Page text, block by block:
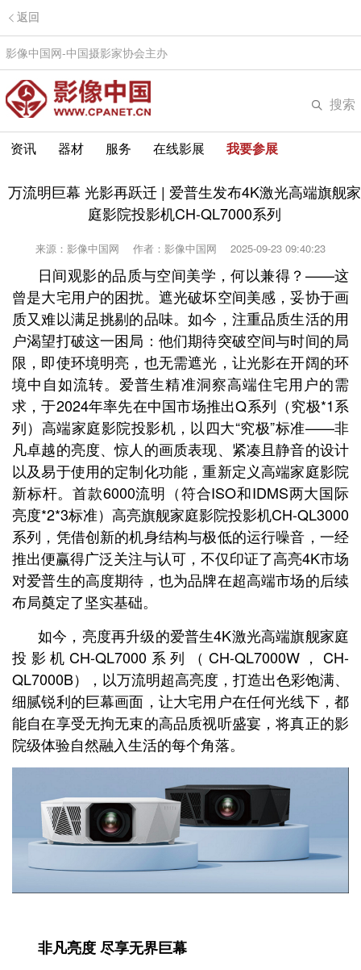
返回
影像中国网-中国摄影家协会主办
搜索
资讯 器材 服务 在线影展 我要参展
万流明巨幕 光影再跃迁 | 爱普生发布4K激光高端旗舰家
庭影院投影机CH-QL7000系列
来源：影像中国网 作者：影像中国网 2025-09-23 09:40:23
日间观影的品质与空间美学，何以兼得？——这
曾是大宅用户的困扰。遮光破坏空间美感，妥协于画
质又难以满足挑剔的品味。如今，注重品质生活的用
户渴望打破这一困局：他们期待突破空间与时间的局
限，即使环境明亮，也无需遮光，让光影在开阔的环
境中自如流转。 爱普生精准洞察高端住宅用户的需
求，于2024年率先在中国市场推出Q系列（究极*1系
列）高端家庭影院投影机，以四大“究极”标准——非
凡卓越的亮度、惊人的画质表现、紧凑且静音的设计
以及易于使用的定制化功能，重新定义高端家庭影院
新标杆。首款6000流明（符合ISO和IDMS两大国际
亮度*2*3标准）高亮旗舰家庭影院投影机CH-QL3000
系列，凭借创新的机身结构与极低的运行噪音，一经
推出便赢得广泛关注与认可，不仅印证了高亮4K市场
对爱普生的高度期待，也为品牌在超高端市场的后续
布局奠定了坚实基础。
如今，亮度再升级的爱普生4K激光高端旗舰家庭
投影机CH-QL7000系列（CH-QL7000W，CH-
QL7000B），以万流明超高亮度，打造出色彩饱满、
细腻锐利的巨幕画面，让大宅用户在任何光线下，都
能自在享受无拘无束的高品质视听盛宴，将真正的影
院级体验自然融入生活的每个角落。
非凡亮度 尽享无界巨幕